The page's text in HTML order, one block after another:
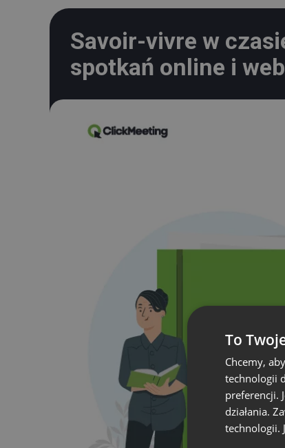
Savoir-vivre w
spotkań online i
To
Chcemy,
technologii
preferencji.
działania.
technologii.